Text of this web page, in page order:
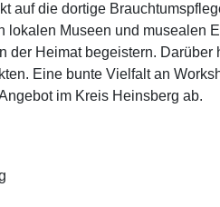
auf die dortige
lokalen Museen und musealen
der Heimat begeistern. Darüber
Eine bunte Vielfalt an
im Kreis Heinsberg ab.